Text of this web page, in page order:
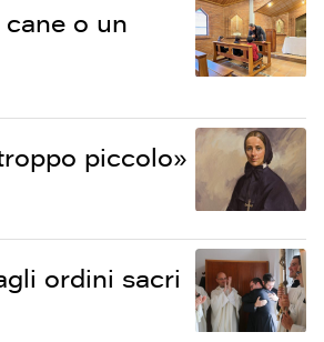
o un
piccolo»
ordini sacri